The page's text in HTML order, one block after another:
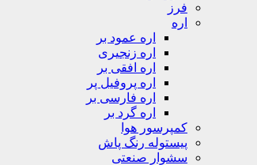
فرز
اره
اره عمود بر
اره زنجیری
اره افقی بر
اره پروفیل پر
اره فارسی بر
اره گرد بر
کمپرسور هوا
پیستوله رنگ پاش
سشوار صنعتی